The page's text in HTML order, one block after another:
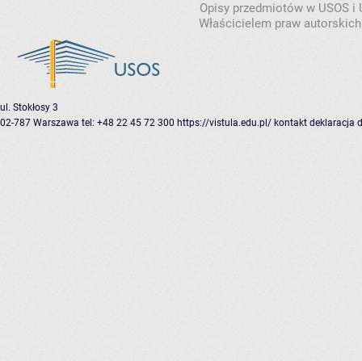
Opisy przedmiotów w USOS
Właścicielem praw
ul. Stokłosy 3
02-787 Warszawa tel: +48 22 45 72 300 https://vistula.edu.pl/ kontakt deklaracja